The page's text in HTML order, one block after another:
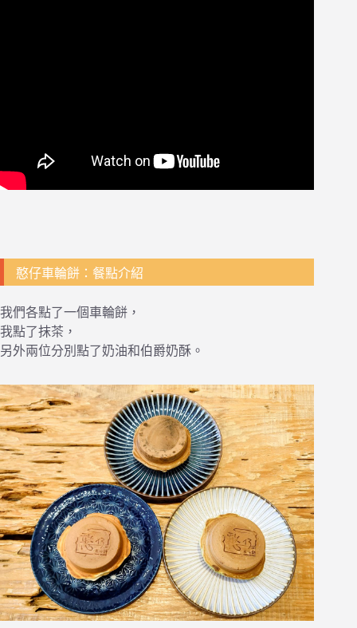
憨仔車輪餅：餐點介紹
我們各點了一個車輪餅，
我點了抹茶，
另外兩位分別點了奶油和伯爵奶酥。